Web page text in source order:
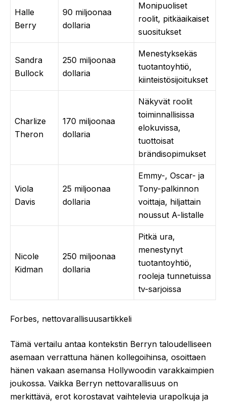
Halle
Berry
90 miljoonaa
dollaria
Monipuoliset
roolit, pitkäaikaiset
suositukset
Sandra
Bullock
250 miljoonaa
dollaria
Menestyksekäs
tuotantoyhtiö,
kiinteistösijoitukset
Charlize
Theron
170 miljoonaa
dollaria
Näkyvät roolit
toiminnallisissa
elokuvissa,
tuottoisat
brändisopimukset
Viola
Davis
25 miljoonaa
dollaria
Emmy-, Oscar- ja
Tony-palkinnon
voittaja, hiljattain
noussut A-listalle
Nicole
Kidman
250 miljoonaa
dollaria
Pitkä ura,
menestynyt
tuotantoyhtiö,
rooleja tunnetuissa
tv-sarjoissa
Forbes, nettovarallisuusartikkeli
Tämä vertailu antaa kontekstin Berryn taloudelliseen
asemaan verrattuna hänen kollegoihinsa, osoittaen
hänen vakaan asemansa Hollywoodin varakkaimpien
joukossa. Vaikka Berryn nettovarallisuus on
merkittävä, erot korostavat vaihtelevia urapolkuja ja